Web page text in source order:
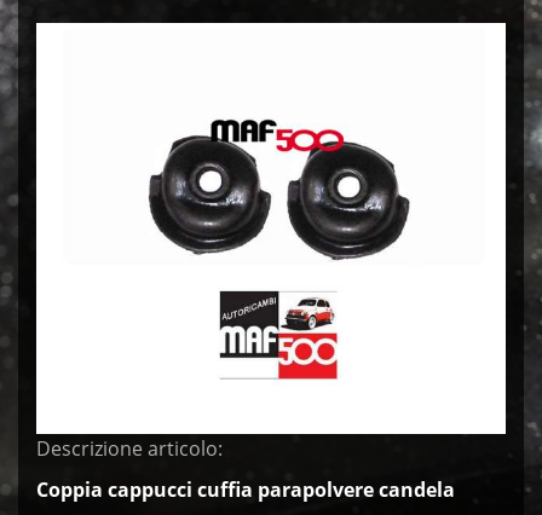
Descrizione articolo:
Coppia cappucci cuffia parapolvere candela